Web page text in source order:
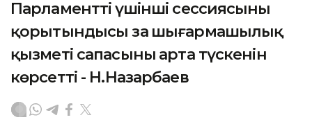
Парламенттің үшінші сессиясының
қорытындысы заң шығармашылық
қызметі сапасының арта түскенін
көрсетті - Н.Назарбаев